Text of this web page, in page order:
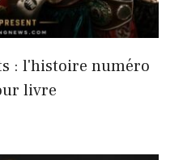
: l'histoire numéro
livre